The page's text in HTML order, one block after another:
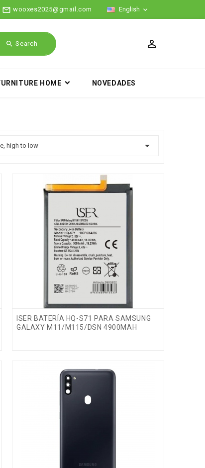
English 
mail_outline wooxes2025@gmail.com
search Search
HOME NOVEDADES
high to low 
ISER BATERÍA HQ-S71 PARA SAMSUNG
GALAXY M11/M115/DSN 4900MAH